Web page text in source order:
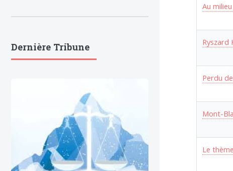
Au
Ryszard
Perdu
Mont-
Le
Dernière Tribune